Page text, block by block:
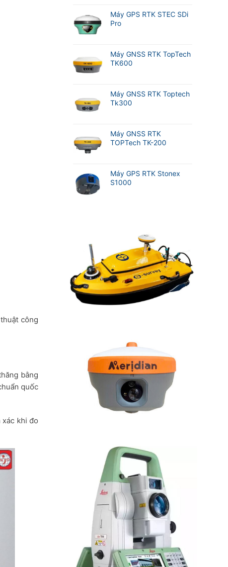
công
bằng
quốc
khi đo
Máy GPS RTK STEC SDi
Pro
Máy GNSS RTK TopTech
TK600
Máy GNSS RTK Toptech
Tk300
Máy GNSS RTK
TOPTech TK-200
Máy GPS RTK Stonex
S1000